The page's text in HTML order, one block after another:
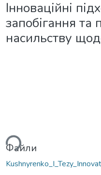
Інноваційні
запобігання та
насильству
Файли